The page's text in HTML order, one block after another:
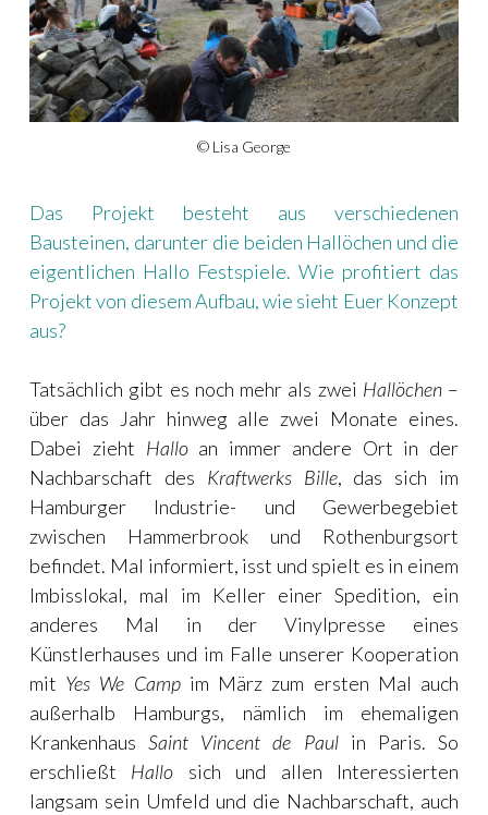
© Lisa George
Das Projekt besteht aus verschiedenen
Bausteinen, darunter die beiden Hallöchen und die
eigentlichen Hallo Festspiele. Wie profitiert das
Projekt von diesem Aufbau, wie sieht Euer Konzept
aus?
Tatsächlich gibt es noch mehr als zwei Hallöchen –
über das Jahr hinweg alle zwei Monate eines.
Dabei zieht Halloan immer andere Ort in der
Nachbarschaft des Kraftwerks Bille, das sich im
Hamburger Industrie- und Gewerbegebiet
zwischen Hammerbrook und Rothenburgsort
befindet. Mal informiert, isst und spielt es in einem
Imbisslokal, mal im Keller einer Spedition, ein
anderes Mal in der Vinylpresse eines
Künstlerhauses und im Falle unserer Kooperation
mit Yes We Campim März zum ersten Mal auch
außerhalb Hamburgs, nämlich im ehemaligen
KrankenhausSaint Vincent de Paulin Paris. So
erschließt Hallo sich und allen Interessierten
langsam sein Umfeld und die Nachbarschaft, auch